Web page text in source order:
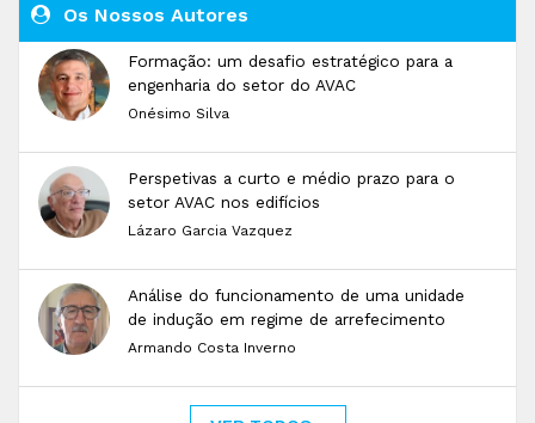
Os Nossos Autores
Formação: um desafio estratégico para a
engenharia do setor do AVAC
Onésimo Silva
Perspetivas a curto e médio prazo para o
setor AVAC nos edifícios
Lázaro Garcia Vazquez
Análise do funcionamento de uma unidade
de indução em regime de arrefecimento
Armando Costa Inverno